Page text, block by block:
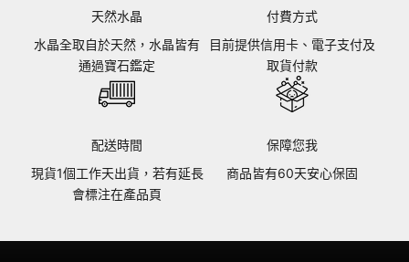
天然水晶
水晶全取自於天然，水晶皆有
通過寶石鑑定
付費方式
目前提供信用卡、電子支付及
取貨付款
配送時間
現貨1個工作天出貨，若有延長
會標注在產品頁
保障您我
商品皆有60天安心保固